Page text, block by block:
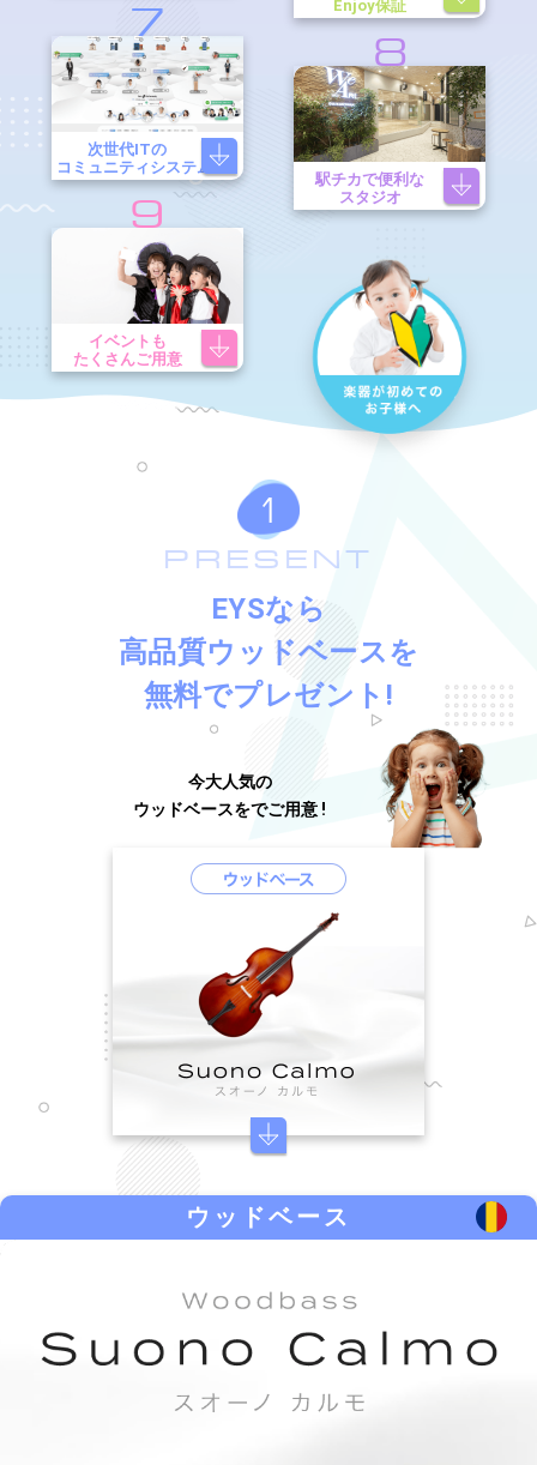
Enjoy保証
7
次世代ITの
コミュニティシステム
8
駅チカで便利な
スタジオ
9
イベントも
たくさんご用意
PRESENT
EYSなら
高品質ウッドベースを
無料でプレゼント!
今大人気の
ウッドベースをでご用意 !
ウッドベース